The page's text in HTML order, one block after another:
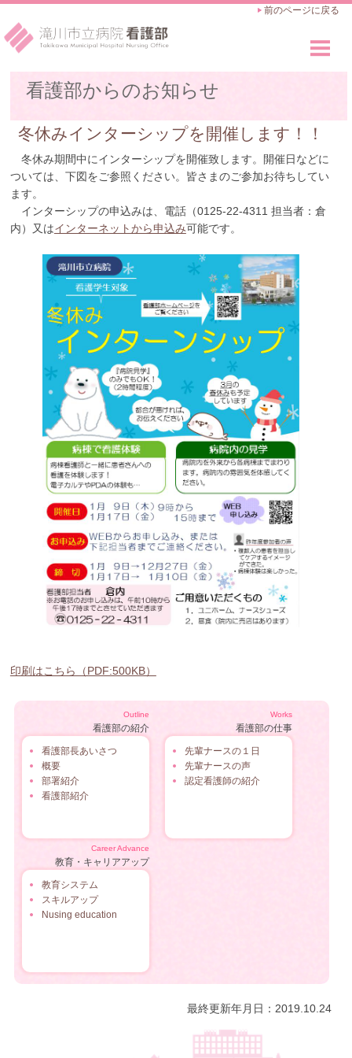
前のページに戻る
看護部のご紹介
Outline
看護師の仕事
Works
教育・キャリアアップ
Career Advance
採用のご案内
Recruit
看護部からのお知らせ
冬休みインターシップを開催します！！
冬休み期間中にインターシップを開催致します。開催日などに
ついては、下図をご参照ください。皆さまのご参加お待ちしてい
ます。
インターシップの申込みは、電話（0125-22-4311 担当者：倉
内）又はインターネットから申込み可能です。
印刷はこちら（PDF:500KB）
Outline
看護部の紹介
看護部長あいさつ
概要
部署紹介
看護部紹介
Works
看護部の仕事
先輩ナースの１日
先輩ナースの声
認定看護師の紹介
Career Advance
教育・キャリアアップ
教育システム
スキルアップ
Nusing education
最終更新年月日：2019.10.24